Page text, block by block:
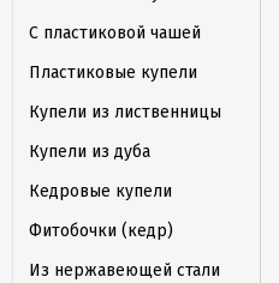
С пластиковой чашей
Пластиковые купели
Купели из лиственницы
Купели из дуба
Кедровые купели
Фитобочки (кедр)
Из нержавеющей стали